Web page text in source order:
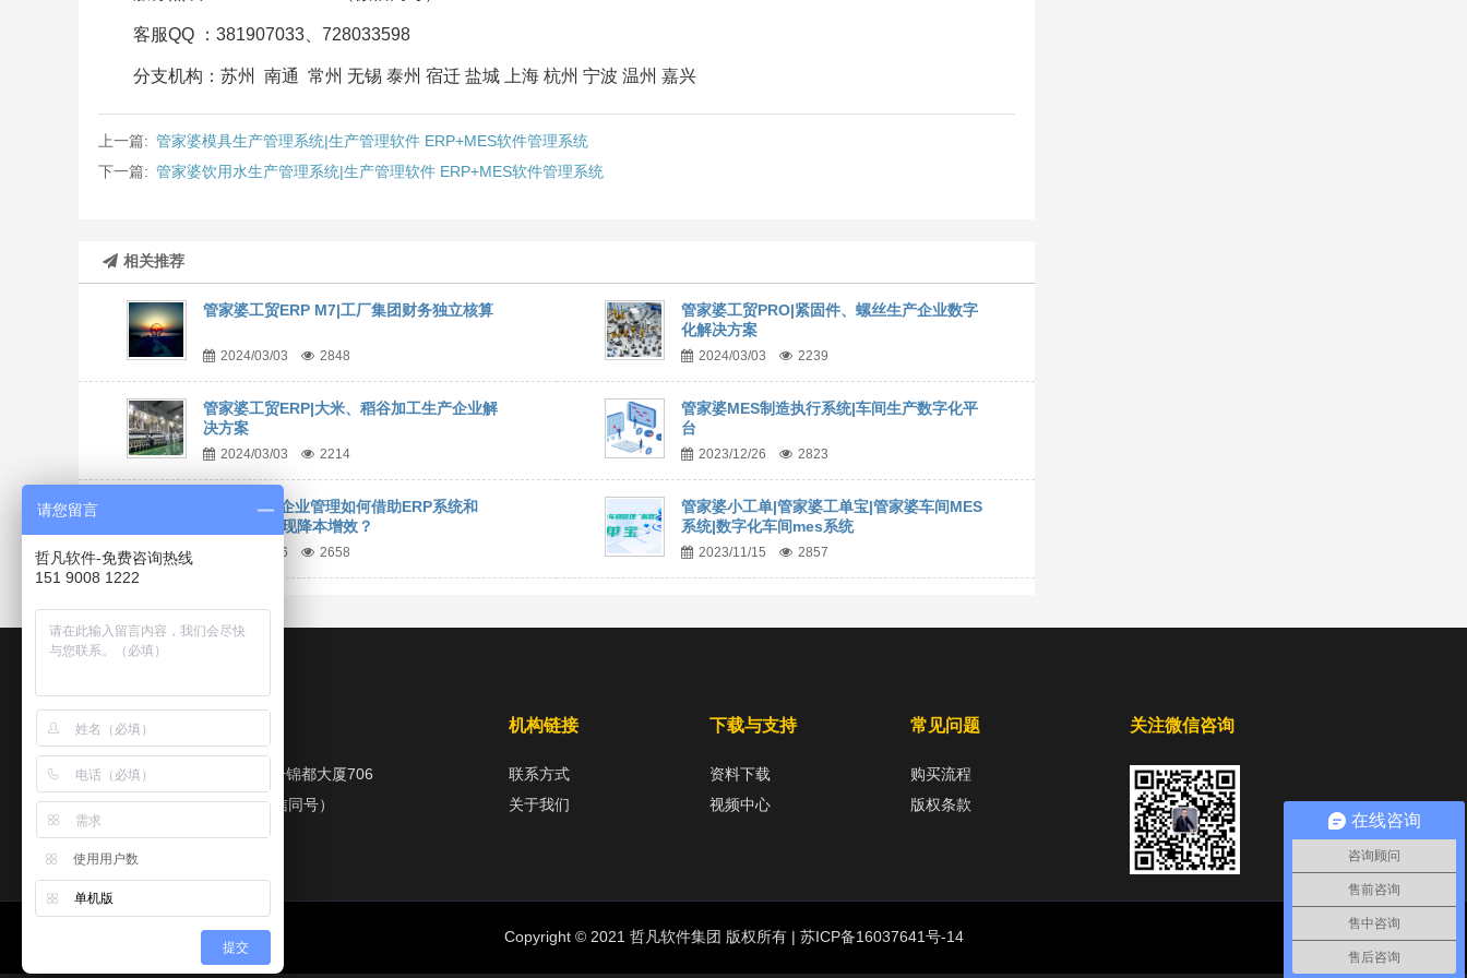
客服QQ ：381907033、728033598
分支机构：苏州 南通 常州 无锡 泰州 宿迁 盐城 上海 杭州 宁波 温州 嘉兴
上一篇: 管家婆模具生产管理系统|生产管理软件 ERP+MES软件管理系统
下一篇: 管家婆饮用水生产管理系统|生产管理软件 ERP+MES软件管理系统
相关推荐
管家婆工贸ERP M7|工厂集团财务独立核算
2024/03/03 2848
管家婆工贸PRO|紧固件、螺丝生产企业数字
化解决方案
2024/03/03 2239
管家婆工贸ERP|大米、稻谷加工生产企业解
决方案
2024/03/03 2214
管家婆MES制造执行系统|车间生产数字化平
台
2023/12/26 2823
紧固件生产企业管理如何借助ERP系统和
MES系统实现降本增效？
2023/11/26 2658
管家婆小工单|管家婆工单宝|管家婆车间MES
系统|数字化车间mes系统
2023/11/15 2857
我们的联络方式
苏州市吴中区石湖东路76号锦都大厦706
TEL:151 9008 1222 （微信同号）
361911689@qq.com
机构链接
联系方式
关于我们
下载与支持
资料下载
视频中心
常见问题
购买流程
版权条款
关注微信咨询
Copyright © 2021 哲凡软件集团 版权所有 | 苏ICP备16037641号-14
在线咨询
咨询顾问
售前咨询
售中咨询
售后咨询
请您留言
哲凡软件-免费咨询热线
151 9008 1222
使用用户数
单机版
提交